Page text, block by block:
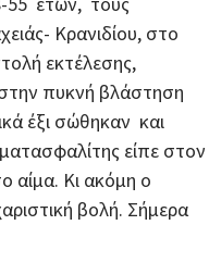
Κρανιδίου, στο
εκτέλεσης,
πυκνή βλάστηση
έξι σώθηκαν και
είπε στον
αίμα. Κι ακόμη ο
βολή. Σήμερα